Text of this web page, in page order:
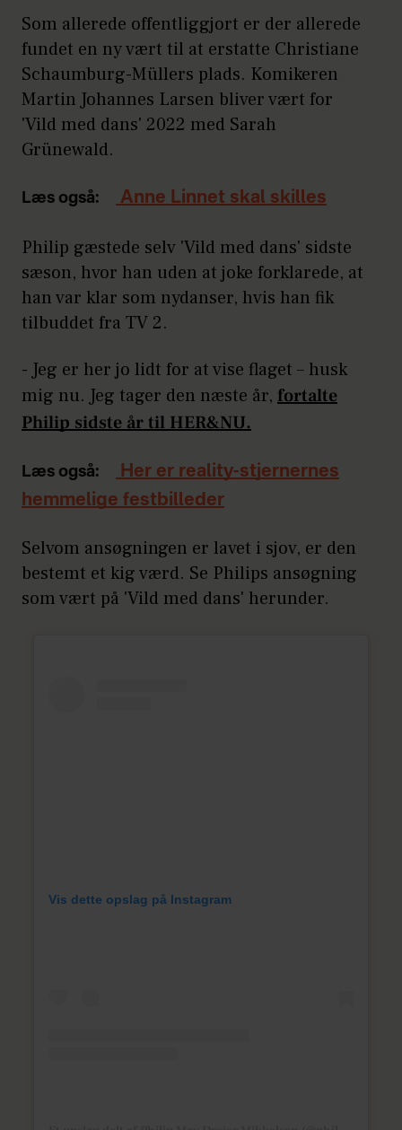
Som allerede offentliggjort er der allerede
fundet en ny vært til at erstatte Christiane
Schaumburg-Müllers plads. Komikeren
Martin Johannes Larsen bliver vært for
'Vild med dans' 2022 med Sarah
Grünewald.
Læs også: Anne Linnet skal skilles
Philip gæstede selv 'Vild med dans' sidste
sæson, hvor han uden at joke forklarede, at
han var klar som nydanser, hvis han fik
tilbuddet fra TV 2.
- Jeg er her jo lidt for at vise flaget – husk
mig nu. Jeg tager den næste år, fortalte
Philip sidste år til HER&NU.
Læs også:
Her er reality-stjernernes
hemmelige festbilleder
Selvom ansøgningen er lavet i sjov, er den
bestemt et kig værd. Se Philips ansøgning
som vært på 'Vild med dans' herunder.
Vis dette opslag på Instagram